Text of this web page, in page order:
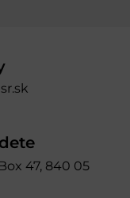
47, 840 05